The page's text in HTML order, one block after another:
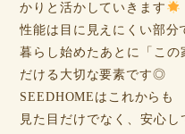
かりと活かしていきます
性能は目に見えにくい部分
暮らし始めたあとに「この
だける大切な要素です◎
SEEDHOMEはこれからも
見た目だけでなく、安心